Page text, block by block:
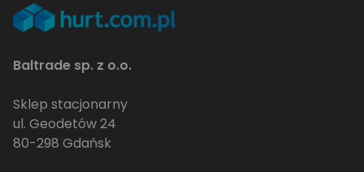
Baltrade sp. z o.o.
Sklep stacjonarny
ul. Geodetów 24
80-298 Gdańsk